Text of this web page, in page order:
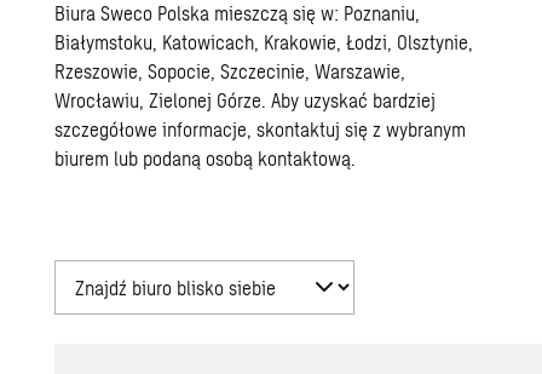
Biura Sweco Polska mieszczą się w: Poznaniu,
Białymstoku, Katowicach, Krakowie, Łodzi, Olsztynie,
Rzeszowie, Sopocie, Szczecinie, Warszawie,
Wrocławiu, Zielonej Górze. Aby uzyskać bardziej
szczegółowe informacje, skontaktuj się z wybranym
biurem lub podaną osobą kontaktową.